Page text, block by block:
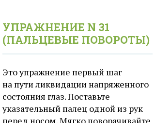
УПРАЖНЕНИЕ N 31
(ПАЛЬЦЕВЫЕ ПОВОРОТЫ)
Это упражнение первый шаг
на пути ликвидации напряженного
состояния глаз. Поставьте
указательный палец одной из рук
перед носом. Мягко поворачивайте